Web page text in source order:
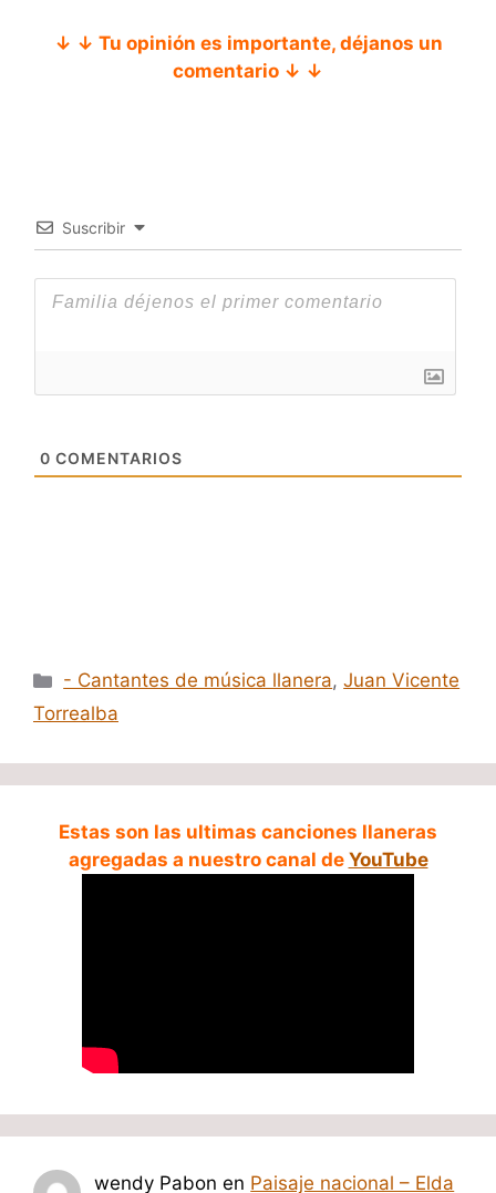
↓ ↓ Tu opinión es importante, déjanos un
comentario ↓ ↓
Suscribir
0 COMENTARIOS
Categorías
- Cantantes de música llanera,Juan Vicente
Torrealba
Estas son las ultimas canciones llaneras
agregadas a nuestro canal de YouTube
wendy Pabon en Paisaje nacional – Elda